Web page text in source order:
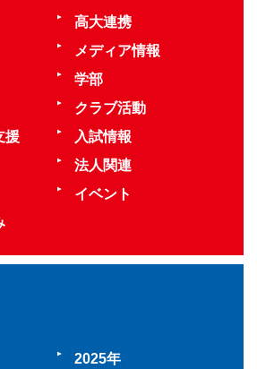
高大連携
メディア情報
学部
クラブ活動
援
入試情報
法人関連
イベント
2025